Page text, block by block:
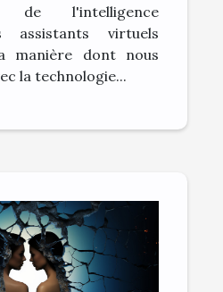
de l'intelligence
assistants virtuels
manière dont nous
la technologie...